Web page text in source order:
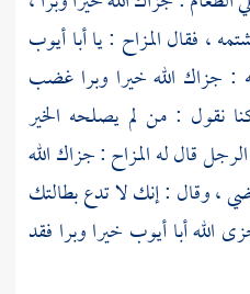
، فقال المزاح : ياأبا أيوب
جزاك الله خيرا وبرا غضب
نقول : من لم يصلحه الخير
قال له المزاح : جزاك الله
وقال : إنك لا تدع بطالتك
اللهأبا أيوب خيرا وبرا فقد